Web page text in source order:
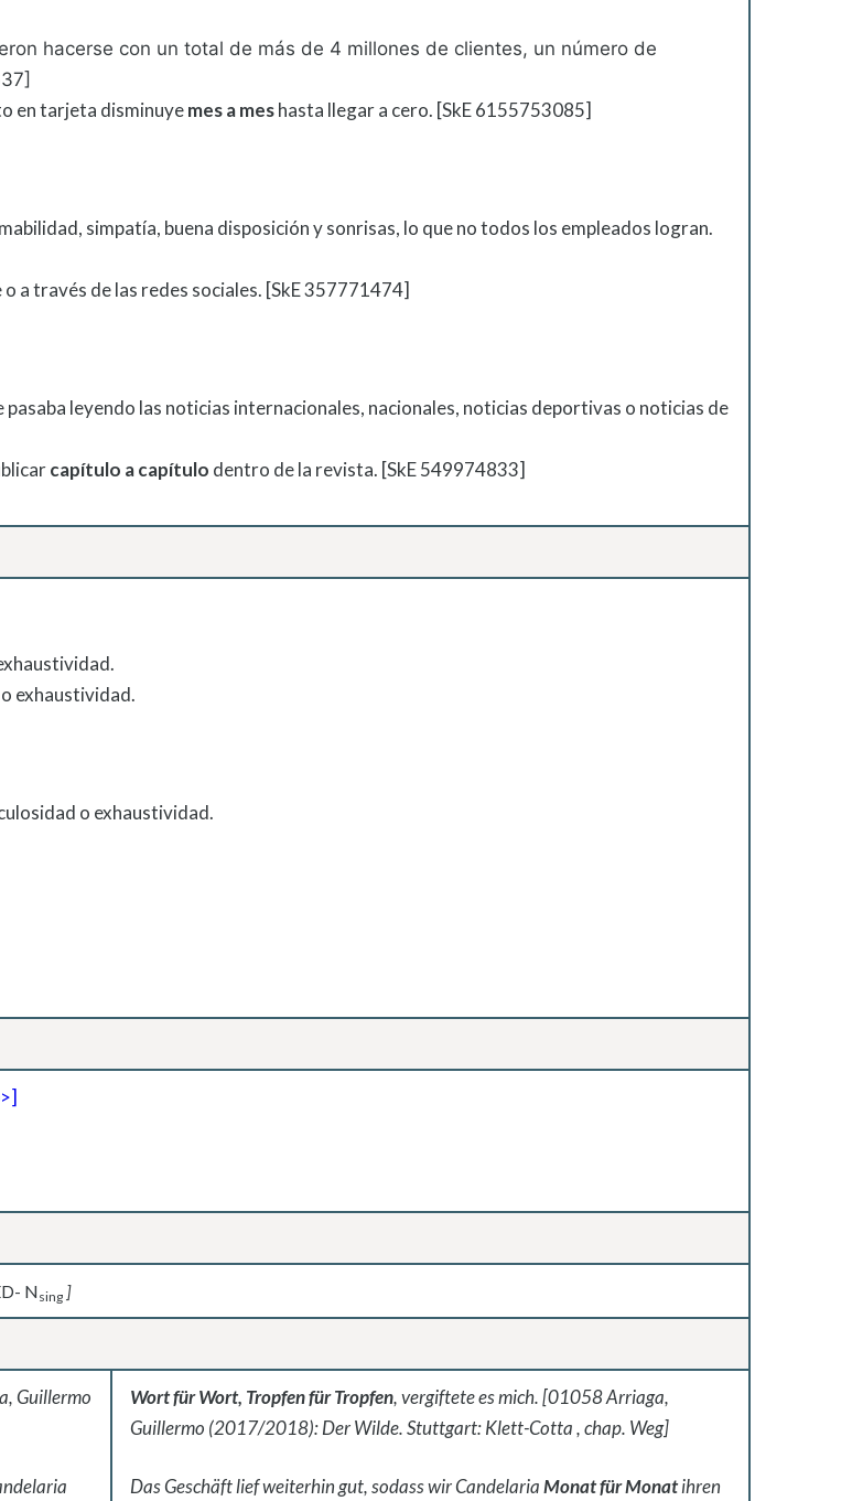
hacerse con un total de más de 4 millones de clientes, un número de
en tarjeta disminuyemes a meshasta llegar a cero. [SkE 6155753085]
simpatía, buena disposición y sonrisas, lo que no todos los empleados logran.
a través de las redes sociales. [SkE 357771474]
leyendo las noticias internacionales, nacionales, noticias deportivas o noticias de
capítulo a capítulo dentro de la revista. [SkE 549974833]
exhaustividad.
o exhaustividad.
Nsing ]
Guillermo
Wort für Wort, Tropfen für Tropfen, vergiftete es mich. [01058 Arriaga,
Guillermo (2017/2018): Der Wilde. Stuttgart: Klett-Cotta , chap. Weg]
Das Geschäft lief weiterhin gut, sodass wir CandelariaMonat für Monatihren